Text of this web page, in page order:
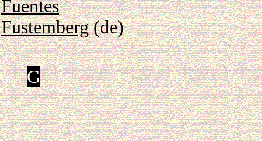
Fuentes
Fustemberg(de)
G